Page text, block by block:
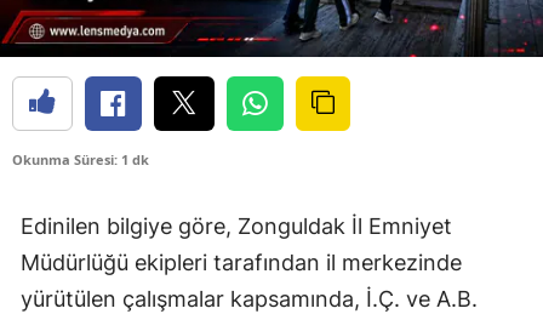
Okunma Süresi: 1 dk
Edinilen bilgiye göre, Zonguldak İl Emniyet
Müdürlüğü ekipleri tarafından il merkezinde
yürütülen çalışmalar kapsamında, İ.Ç. ve A.B.